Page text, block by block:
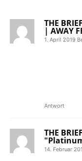
THE
| AWAY
1. April 2019
Antwort
THE
14. Februar